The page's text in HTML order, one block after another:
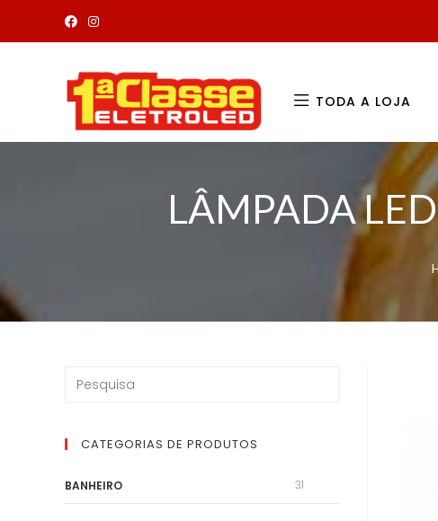
TODA A LOJA
LÂMPADA
CATEGORIAS DE PRODUTOS
BANHEIRO 31